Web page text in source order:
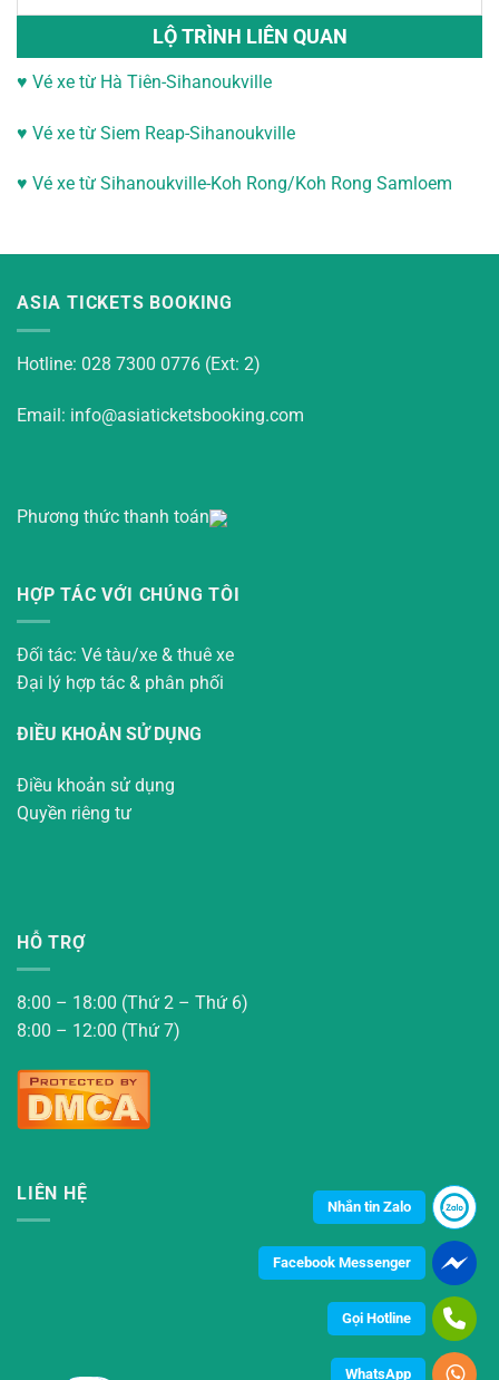
LỘ TRÌNH LIÊN QUAN
♥ Vé xe từ Hà Tiên-Sihanoukville
♥ Vé xe từ Siem Reap-Sihanoukville
♥ Vé xe từ Sihanoukville-Koh Rong/Koh Rong Samloem
ASIA TICKETS BOOKING
Hotline: 028 7300 0776 (Ext: 2)
Email: info@asiaticketsbooking.com
Phương thức thanh toán
HỢP TÁC VỚI CHÚNG TÔI
Đối tác: Vé tàu/xe & thuê xe
Đại lý hợp tác & phân phối
ĐIỀU KHOẢN SỬ DỤNG
Điều khoản sử dụng
Quyền riêng tư
HỖ TRỢ
8:00 – 18:00 (Thứ 2 – Thứ 6)
8:00 – 12:00 (Thứ 7)
LIÊN HỆ
Nhắn tin Zalo
Facebook Messenger
Gọi Hotline
WhatsApp